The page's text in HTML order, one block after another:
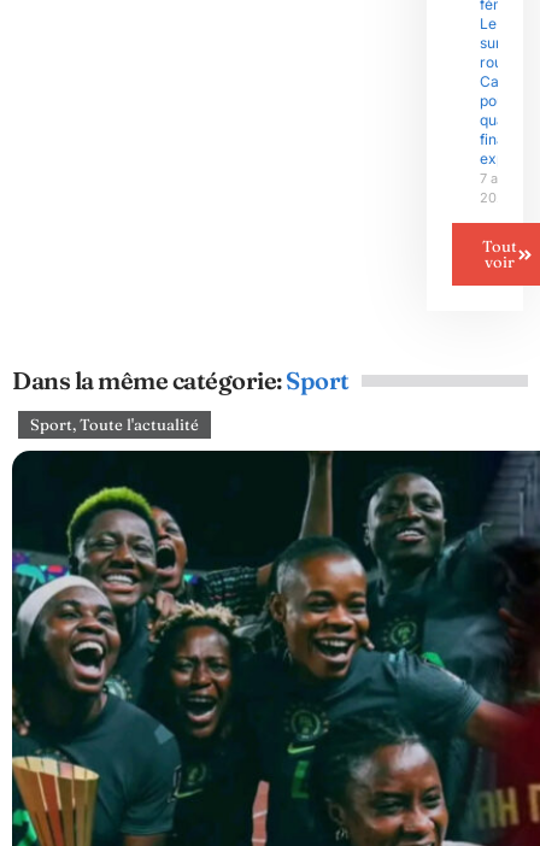
Le
sur la
route du
pour un
quart de
finale
explosif
7 août
2026
Tout
voir
Dans la même catégorie:Sport
Sport,Toute l'actualité